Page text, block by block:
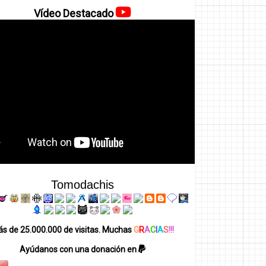
Vídeo Destacado
Tomodachis
de 25.000.000 de visitas. MuchasGRACAS!!!
Ayúdanos con una donación en